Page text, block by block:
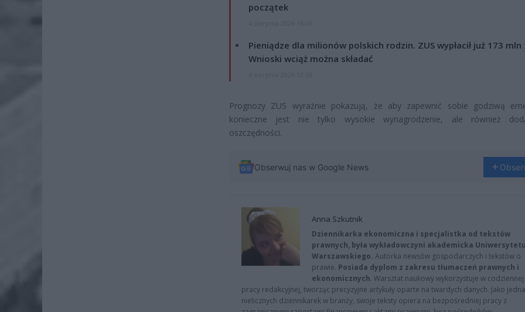
początek
Pieniądze dla milionów polskich rodzin. ZUS wypłacił już 173 mln
Wnioski wciąż można składać
Prognozy ZUS wyraźnie pokazują, że aby zapewnić sobie godziwą
konieczne jest nie tylko wysokie wynagrodzenie, ale również
oszczędności.
Obserwuj nas w Google News
Anna Szkutnik
Dziennikarka ekonomiczna i specjalistka od tekstów
prawnych, była wykładowczyni akademicka
Warszawskiego. Autorka newsów gospodarczych i tekstów o
prawie. Posiada dyplom z zakresu tłumaczeń prawnych i
ekonomicznych. Warsztat naukowy wykorzystuje w codziennej
pracy redakcyjnej, tworząc precyzyjne artykuły oparte na twardych danych. Jako
nielicznych dziennikarek w branży, swoje teksty opiera na bezpośredniej pracy z